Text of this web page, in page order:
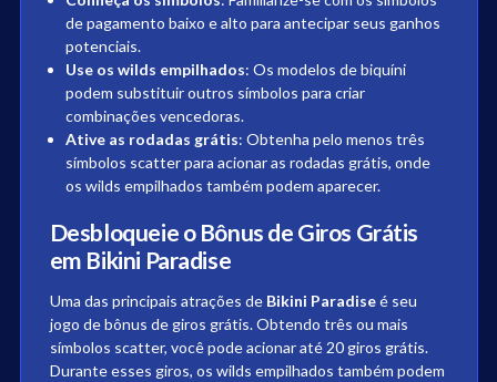
de pagamento baixo e alto para antecipar seus ganhos
potenciais.
Use os wilds empilhados: Os modelos de biquíni
podem substituir outros símbolos para criar
combinações vencedoras.
Ative as rodadas grátis: Obtenha pelo menos três
símbolos scatter para acionar as rodadas grátis, onde
os wilds empilhados também podem aparecer.
Desbloqueie o Bônus de Giros Grátis
em Bikini Paradise
Uma das principais atrações de Bikini Paradiseé seu
jogo de bônus de giros grátis. Obtendo três ou mais
símbolos scatter, você pode acionar até 20 giros grátis.
Durante esses giros, os wilds empilhados também podem